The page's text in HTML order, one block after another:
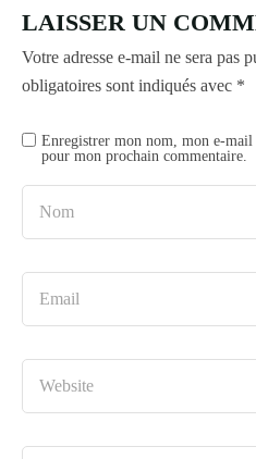
LAISSER UN
Votre adresse e-mail ne sera pas
obligatoires sont indiqués avec *
Enregistrer mon nom, mon e-
pour mon prochain commentaire.